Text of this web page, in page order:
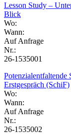
Lesson Study –
Blick
Wo:
Wann:
Auf Anfrage
Nr.:
26-1535001
Potenzialentfaltende
Erstgespräch (SchiF)
Wo:
Wann:
Auf Anfrage
Nr.:
26-1535002